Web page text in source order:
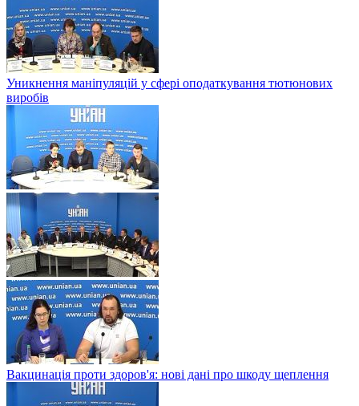
Уникнення маніпуляцій у сфері оподаткування тютюнових
виробів
Вакцинація проти здоров'я: нові дані про шкоду щеплення